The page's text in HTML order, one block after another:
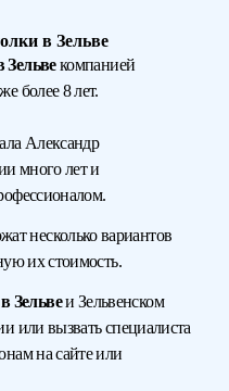
в Зельве
компанией
более 8 лет.
Александр
много лет и
несколько вариантов
их стоимость.
Зельвеи Зельвенском
или вызвать специалиста
на сайте или